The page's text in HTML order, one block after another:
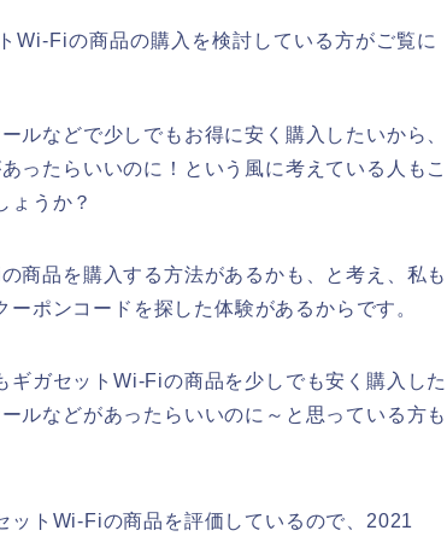
Wi-Fiの商品の購入を検討している方がご覧に
ルなどで少しでもお得に安く購入したいから、
ったらいいのに！という風に考えている人もこ
ょうか？
商品を購入する方法があるかも、と考え、私も
ポンコードを探した体験があるからです。
ガセットWi-Fiの商品を少しでも安く購入した
ルなどがあったらいいのに～と思っている方も
ットWi-Fiの商品を評価しているので、2021